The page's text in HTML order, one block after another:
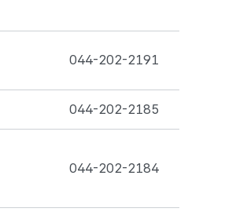
044-202-2191
044-202-2185
044-202-2184